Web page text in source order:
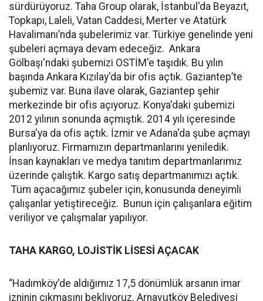
sürdürüyoruz. Taha Group olarak, İstanbul'da Beyazıt,
Topkapı, Laleli, Vatan Caddesi, Merter ve Atatürk
Havalimanı’nda şubelerimiz var. Türkiye genelinde yeni
şubeleri açmaya devam edeceğiz. Ankara
Gölbaşı'ndaki şubemizi OSTİM'e taşıdık. Bu yılın
başında Ankara Kızılay'da bir ofis açtık. Gaziantep’te
şubemiz var. Buna ilave olarak, Gaziantep şehir
merkezinde bir ofis açıyoruz. Konya'daki şubemizi
2012 yılının sonunda açmıştık. 2014 yılı içeresinde
Bursa'ya da ofis açtık. İzmir ve Adana'da şube açmayı
planlıyoruz. Firmamızın departmanlarını yeniledik.
İnsan kaynakları ve medya tanıtım departmanlarımız
üzerinde çalıştık. Kargo satış departmanımızı açtık.
Tüm açacağımız şubeler için, konusunda deneyimli
çalışanlar yetiştireceğiz. Bunun için çalışanlara eğitim
veriliyor ve çalışmalar yapılıyor.
TAHA KARGO, LOJİSTİK LİSESİ AÇACAK
“Hadımköy'de aldığımız 17,5 dönümlük arsanın imar
izninin çıkmasını bekliyoruz. Arnavutköy Belediyesi